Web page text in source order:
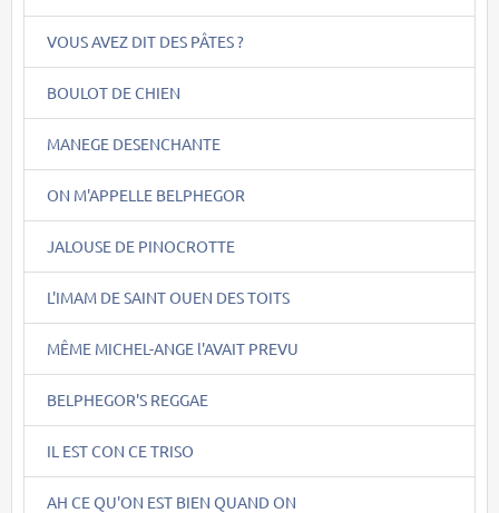
VOUS AVEZ DIT DES PÂTES ?
BOULOT DE CHIEN
MANEGE DESENCHANTE
ON M'APPELLE BELPHEGOR
JALOUSE DE PINOCROTTE
L'IMAM DE SAINT OUEN DES TOITS
MÊME MICHEL-ANGE l'AVAIT PREVU
BELPHEGOR'S REGGAE
IL EST CON CE TRISO
AH CE QU'ON EST BIEN QUAND ON